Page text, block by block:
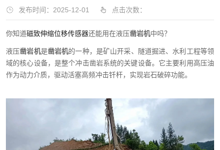
发布时间：2025-12-01 点击次数：
你知道磁致伸缩位移传感器还能用在液压凿岩机中吗？
液压凿岩机是凿岩机的一种， 是矿山开采、隧道掘进、水利工程等领
域的核心设备，是整个冲击凿岩系统的关键设备。它主要利用高压油
作为动力介质，驱动活塞高频冲击钎杆，实现岩石破碎功能。